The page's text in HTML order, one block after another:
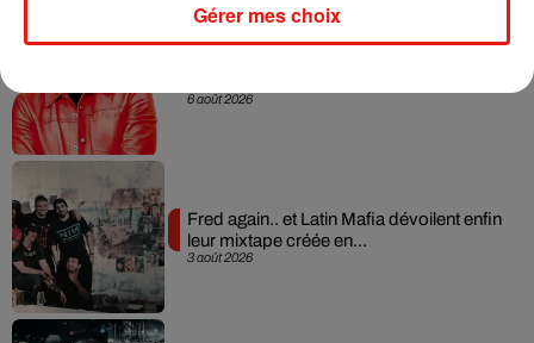
6 août 2026
3 août 2026
Fred again.. et Latin Mafia dévoilent enfin
leur mixtape créée en...
Gérer mes choix